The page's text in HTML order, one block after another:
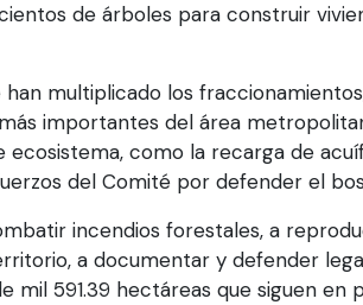
de árboles para construir
multiplicado los
importantes del área
como la recarga de
del Comité por defender el
incendios forestales, a
a documentar y defender
mil 591.39 hectáreas que siguen